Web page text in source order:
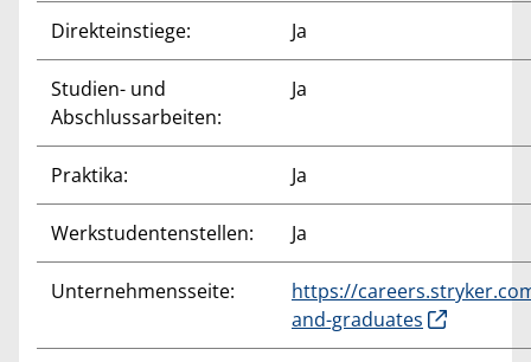
Direkteinstiege: Ja
Studien- und
Abschlussarbeiten:
Ja
Praktika: Ja
Werkstudentenstellen: Ja
Unternehmensseite:
https://
and-graduates